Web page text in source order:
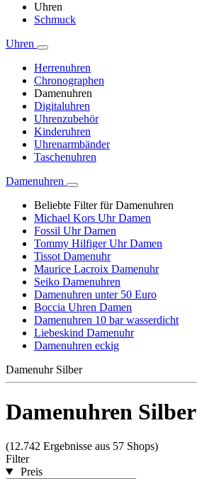
Uhren
Schmuck
Uhren
Herrenuhren
Chronographen
Damenuhren
Digitaluhren
Uhrenzubehör
Kinderuhren
Uhrenarmbänder
Taschenuhren
Damenuhren
Beliebte Filter für Damenuhren
Michael Kors Uhr Damen
Fossil Uhr Damen
Tommy Hilfiger Uhr Damen
Tissot Damenuhr
Maurice Lacroix Damenuhr
Seiko Damenuhren
Damenuhren unter 50 Euro
Boccia Uhren Damen
Damenuhren 10 bar wasserdicht
Liebeskind Damenuhr
Damenuhren eckig
Damenuhr Silber
Damenuhren Silber
(12.742 Ergebnisse aus 57 Shops)
Filter
Preis